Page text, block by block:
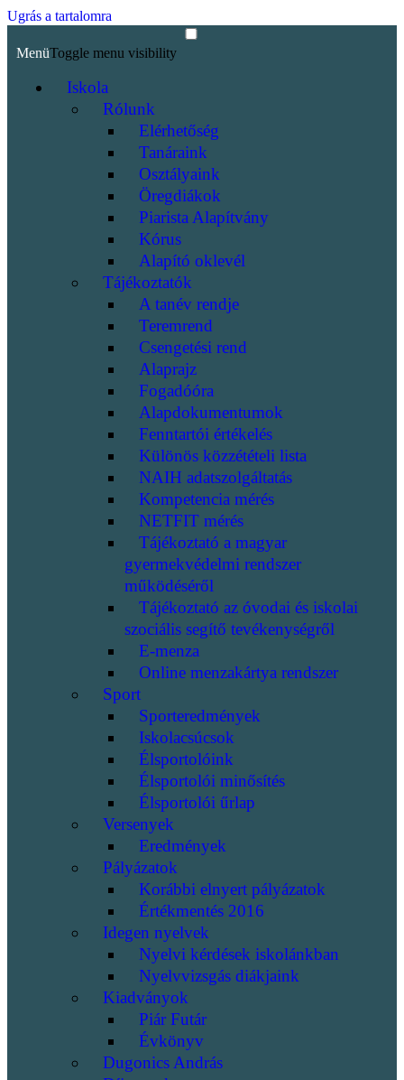
Ugrás a tartalomra
MenüToggle menu visibility
Iskola
Rólunk
Elérhetőség
Tanáraink
Osztályaink
Öregdiákok
Piarista Alapítvány
Kórus
Alapító oklevél
Tájékoztatók
A tanév rendje
Teremrend
Csengetési rend
Alaprajz
Fogadóóra
Alapdokumentumok
Fenntartói értékelés
Különös közzétételi lista
NAIH adatszolgáltatás
Kompetencia mérés
NETFIT mérés
Tájékoztató a magyar
gyermekvédelmi rendszer
működéséről
Tájékoztató az óvodai és iskolai
szociális segítő tevékenységről
E-menza
Online menzakártya rendszer
Sport
Sporteredmények
Iskolacsúcsok
Élsportolóink
Élsportolói minősítés
Élsportolói űrlap
Versenyek
Eredmények
Pályázatok
Korábbi elnyert pályázatok
Értékmentés 2016
Idegen nyelvek
Nyelvi kérdések iskolánkban
Nyelvvizsgás diákjaink
Kiadványok
Piár Futár
Évkönyv
Dugonics András